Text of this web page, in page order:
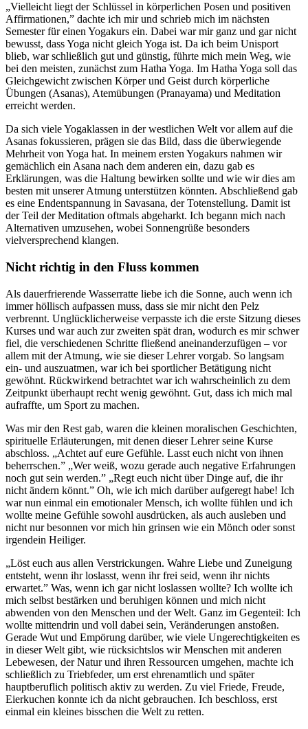
„Vielleicht liegt der Schlüssel in körperlichen Posen und positiven
Affirmationen,” dachte ich mir und schrieb mich im nächsten
Semester für einen Yogakurs ein. Dabei war mir ganz und gar nicht
bewusst, dass Yoga nicht gleich Yoga ist. Da ich beim Unisport
blieb, war schließlich gut und günstig, führte mich mein Weg, wie
bei den meisten, zunächst zum Hatha Yoga. Im Hatha Yoga soll das
Gleichgewicht zwischen Körper und Geist durch körperliche
Übungen (Asanas), Atemübungen (Pranayama) und Meditation
erreicht werden.
Da sich viele Yogaklassen in der westlichen Welt vor allem auf die
Asanas fokussieren, prägen sie das Bild, dass die überwiegende
Mehrheit von Yoga hat. In meinem ersten Yogakurs nahmen wir
gemächlich ein Asana nach dem anderen ein, dazu gab es
Erklärungen, was die Haltung bewirken sollte und wie wir dies am
besten mit unserer Atmung unterstützen könnten. Abschließend gab
es eine Endentspannung in Savasana, der Totenstellung. Damit ist
der Teil der Meditation oftmals abgeharkt. Ich begann mich nach
Alternativen umzusehen, wobei Sonnengrüße besonders
vielversprechend klangen.
Nicht richtig in den Fluss kommen
Als dauerfrierende Wasserratte liebe ich die Sonne, auch wenn ich
immer höllisch aufpassen muss, dass sie mir nicht den Pelz
verbrennt. Unglücklicherweise verpasste ich die erste Sitzung dieses
Kurses und war auch zur zweiten spät dran, wodurch es mir schwer
fiel, die verschiedenen Schritte fließend aneinanderzufügen – vor
allem mit der Atmung, wie sie dieser Lehrer vorgab. So langsam
ein- und auszuatmen, war ich bei sportlicher Betätigung nicht
gewöhnt. Rückwirkend betrachtet war ich wahrscheinlich zu dem
Zeitpunkt überhaupt recht wenig gewöhnt. Gut, dass ich mich mal
aufraffte, um Sport zu machen.
Was mir den Rest gab, waren die kleinen moralischen Geschichten,
spirituelle Erläuterungen, mit denen dieser Lehrer seine Kurse
abschloss. „Achtet auf eure Gefühle. Lasst euch nicht von ihnen
beherrschen.” „Wer weiß, wozu gerade auch negative Erfahrungen
noch gut sein werden.” „Regt euch nicht über Dinge auf, die ihr
nicht ändern könnt.” Oh, wie ich mich darüber aufgeregt habe! Ich
war nun einmal ein emotionaler Mensch, ich wollte fühlen und ich
wollte meine Gefühle sowohl ausdrücken, als auch ausleben und
nicht nur besonnen vor mich hin grinsen wie ein Mönch oder sonst
irgendein Heiliger.
„Löst euch aus allen Verstrickungen. Wahre Liebe und Zuneigung
entsteht, wenn ihr loslasst, wenn ihr frei seid, wenn ihr nichts
erwartet.” Was, wenn ich gar nicht loslassen wollte? Ich wollte ich
mich selbst bestärken und beruhigen können und mich nicht
abwenden von den Menschen und der Welt. Ganz im Gegenteil: Ich
wollte mittendrin und voll dabei sein, Veränderungen anstoßen.
Gerade Wut und Empörung darüber, wie viele Ungerechtigkeiten es
in dieser Welt gibt, wie rücksichtslos wir Menschen mit anderen
Lebewesen, der Natur und ihren Ressourcen umgehen, machte ich
schließlich zu Triebfeder, um erst ehrenamtlich und später
hauptberuflich politisch aktiv zu werden. Zu viel Friede, Freude,
Eierkuchen konnte ich da nicht gebrauchen. Ich beschloss, erst
einmal ein kleines bisschen die Welt zu retten.